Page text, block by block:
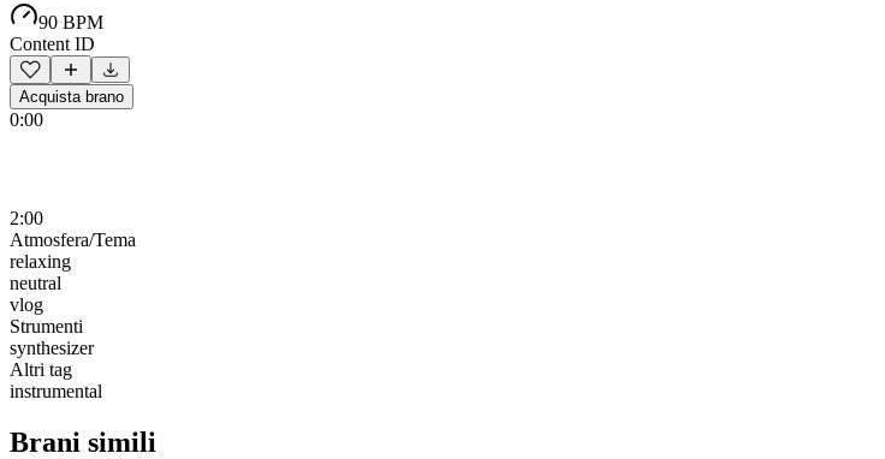
90 BPM
Content ID
Acquista brano
0:00
2:00
Atmosfera/Tema
relaxing
neutral
vlog
Strumenti
synthesizer
Altri tag
instrumental
Brani simili